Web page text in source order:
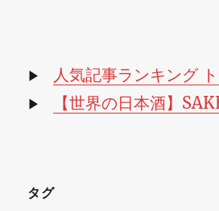
ブ
▶ 人気記事ランキング
▶ 【世界の日本酒】
タグ